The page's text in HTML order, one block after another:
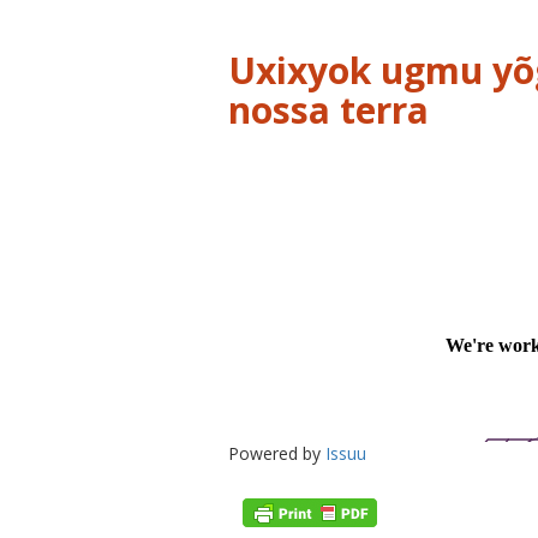
Uxixyok ugmu
nossa terra
Powered by Issuu